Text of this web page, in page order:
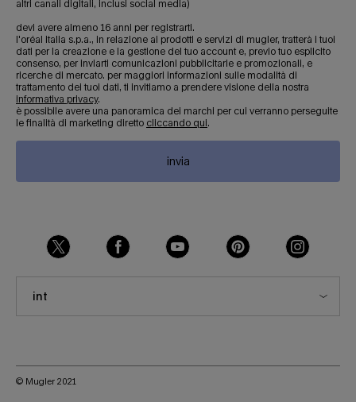
altri canali digitali, inclusi social media)
devi avere almeno 16 anni per registrarti.
l'oréal italia s.p.a., in relazione ai prodotti e servizi di mugler, tratterà i tuoi
dati per la creazione e la gestione del tuo account e, previo tuo esplicito
consenso, per inviarti comunicazioni pubblicitarie e promozionali, e
ricerche di mercato. per maggiori informazioni sulle modalità di
trattamento dei tuoi dati, ti invitiamo a prendere visione della nostra
informativa privacy.
è possibile avere una panoramica dei marchi per cui verranno perseguite
le finalità di marketing diretto cliccando qui.
invia
int
© Mugler 2021